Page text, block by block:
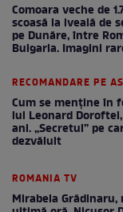
Comoara veche de
scoasă la iveală de
pe Dunăre, între
Bulgaria. Imagini
RECOMANDARE PE
Cum se menţine în
lui Leonard Doroftei,
ani. „Secretul” pe
dezvăluit
ROMANIA TV
Mirabela Grădinaru, mutare de